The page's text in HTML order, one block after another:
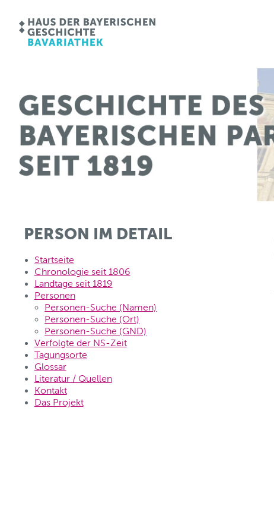
PERSON IM DETAIL
Startseite
Chronologie seit 1806
Landtage seit 1819
Personen
Personen-Suche (Namen)
Personen-Suche (Ort)
Personen-Suche (GND)
Verfolgte der NS-Zeit
Tagungsorte
Glossar
Literatur / Quellen
Kontakt
Das Projekt